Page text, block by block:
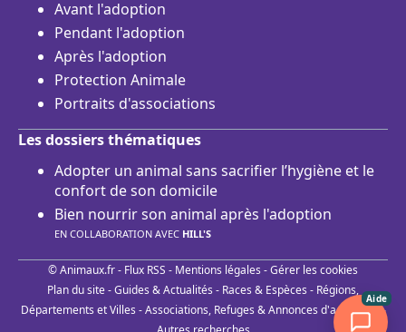
Avant l'adoption
Pendant l'adoption
Après l'adoption
Protection Animale
Portraits d'associations
Les dossiers thématiques
Adopter un animal sans sacrifier l’hygiène et le
confort de son domicile
Bien nourrir son animal après l'adoption
EN COLLABORATION AVEC HILL'S
© Animaux.fr - Flux RSS - Mentions légales -Gérer les cookies
Plan du site-Guides & Actualités - Races & Espèces - Régions,
Départements et Villes -Associations, Refuges & Annonces d'adoptions-
Aide